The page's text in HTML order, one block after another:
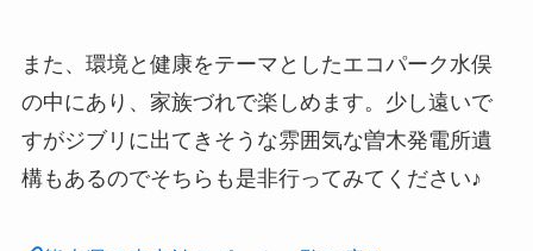
また、環境と健康をテーマとしたエコパーク水俣
の中にあり、家族づれで楽しめます。少し遠いで
すがジブリに出てきそうな雰囲気な曽木発電所遺
構もあるのでそちらも是非行ってみてください♪